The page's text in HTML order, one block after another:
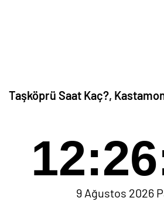
Taşköprü Saat Kaç?,
9 Ağustos 2026